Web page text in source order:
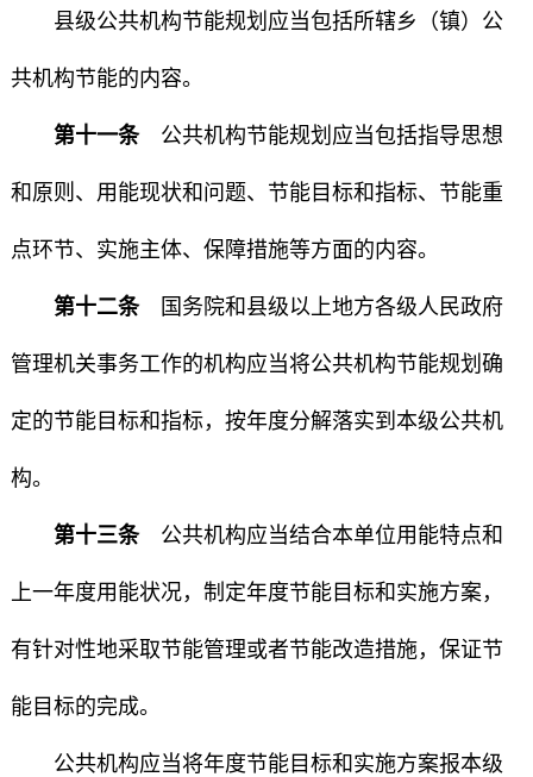
县级公共机构节能规划应当包括所辖乡（镇）公
共机构节能的内容。
第十一条公共机构节能规划应当包括指导思想
和原则、用能现状和问题、节能目标和指标、节能重
点环节、实施主体、保障措施等方面的内容。
第十二条国务院和县级以上地方各级人民政府
管理机关事务工作的机构应当将公共机构节能规划确
定的节能目标和指标，按年度分解落实到本级公共机
构。
第十三条公共机构应当结合本单位用能特点和
上一年度用能状况，制定年度节能目标和实施方案，
有针对性地采取节能管理或者节能改造措施，保证节
能目标的完成。
公共机构应当将年度节能目标和实施方案报本级